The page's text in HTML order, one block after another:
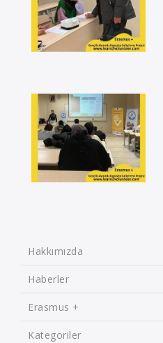
Hakkımızda
Haberler
Erasmus +
Kategoriler